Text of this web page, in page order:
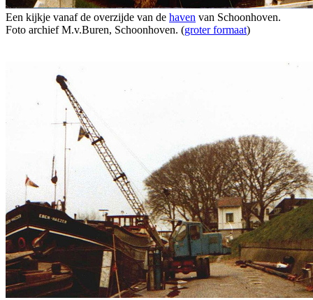
Een kijkje vanaf de overzijde van de haven van Schoonhoven.
Foto archief M.v.Buren, Schoonhoven. (groter formaat)